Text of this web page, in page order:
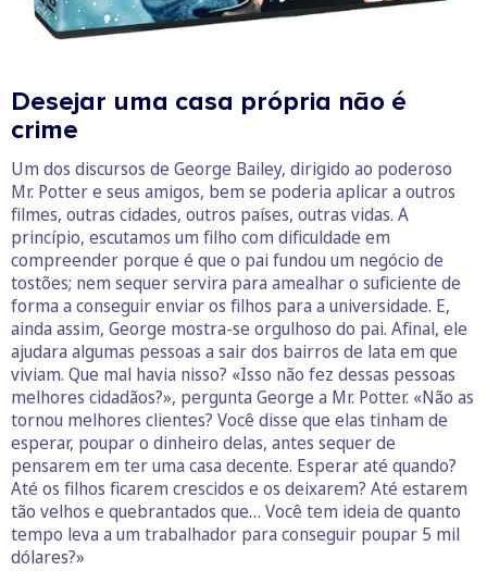
Desejar uma casa própria não é
crime
Um dos discursos de George Bailey, dirigido ao poderoso
Mr. Potter e seus amigos, bem se poderia aplicar a outros
filmes, outras cidades, outros países, outras vidas. A
princípio, escutamos um filho com dificuldade em
compreender porque é que o pai fundou um negócio de
tostões; nem sequer servira para amealhar o suficiente de
forma a conseguir enviar os filhos para a universidade. E,
ainda assim, George mostra-se orgulhoso do pai. Afinal, ele
ajudara algumas pessoas a sair dos bairros de lata em que
viviam. Que mal havia nisso? «Isso não fez dessas pessoas
melhores cidadãos?», pergunta George a Mr. Potter. «Não as
tornou melhores clientes? Você disse que elas tinham de
esperar, poupar o dinheiro delas, antes sequer de
pensarem em ter uma casa decente. Esperar até quando?
Até os filhos ficarem crescidos e os deixarem? Até estarem
tão velhos e quebrantados que… Você tem ideia de quanto
tempo leva a um trabalhador para conseguir poupar 5 mil
dólares?»